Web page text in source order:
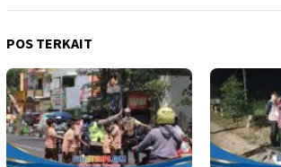
POS TERKAIT